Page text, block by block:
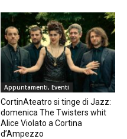
Appuntamenti, Eventi
CortinAteatro si tinge di Jazz:
domenica The Twisters whit
Alice Violato a Cortina
d’Ampezzo